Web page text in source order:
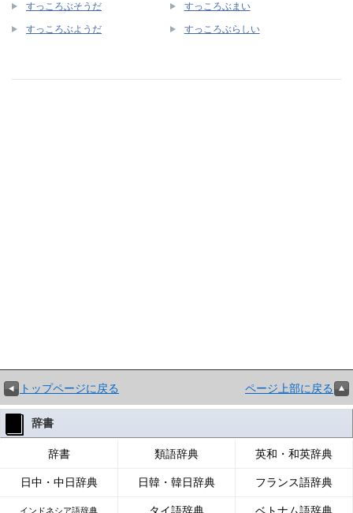
すっころぶそうだ すっころぶまい
すっころぶようだ すっころぶらしい
トップページに戻る ページ上部に戻る
辞書
辞書 類語辞典 英和・和英辞典
日中・中日辞典 日韓・韓日辞典 フランス語辞典
インドネシア語辞典